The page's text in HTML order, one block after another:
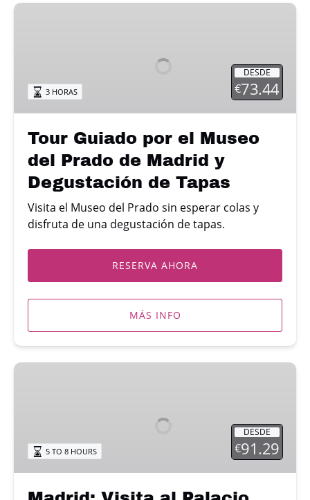
Tour
Prado
Madrid
Degustación
Tapas
DESDE
€73.44
3 HORAS
Tour Guiado por el Museo
del Prado de Madrid y
Degustación de Tapas
Visita el Museo del Prado sin esperar colas y
disfruta de una degustación de tapas.
RESERVA AHORA
MÁS INFO
Madrid:
espectáculo
DESDE
€91.29
5 TO 8 HOURS